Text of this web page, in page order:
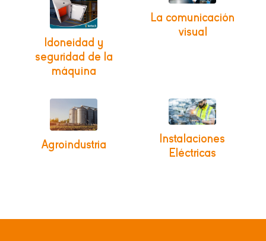
Idoneidad y
seguridad de la
máquina
La comunicación
visual
Agroindustria
Instalaciones
Eléctricas